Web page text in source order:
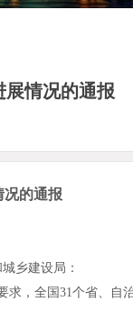
展情况的通报
况的通报
乡建设局：
，全国31个省、自